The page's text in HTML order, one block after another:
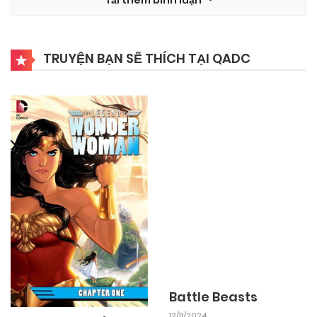
Chapter 11 03/11/2024
Chapter 10 03/11/2024
Chapter 9 03/11/2024
Chapter 8 03/11/2024
TRUYỆN BẠN SẼ THÍCH TẠI QADC
Battle Beasts